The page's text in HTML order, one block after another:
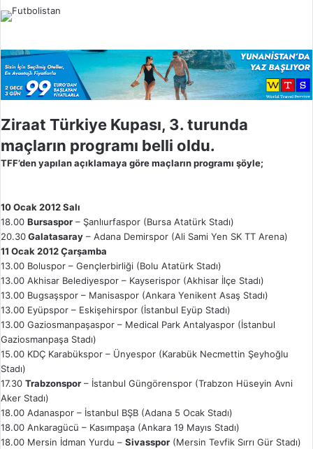
w
o
n
X
Ziraat Türkiye Kupası, 3. turunda
maçların programı belli oldu.
TFF’den yapılan açıklamaya göre maçların programı şöyle;
10 Ocak 2012 Salı
18.00 Bursaspor – Şanlıurfaspor (Bursa Atatürk Stadı)
20.30Galatasaray – Adana Demirspor (Ali Sami Yen SK TT Arena)
11 Ocak 2012 Çarşamba
13.00 Boluspor – Gençlerbirliği (Bolu Atatürk Stadı)
13.00 Akhisar Belediyespor – Kayserispor (Akhisar İlçe Stadı)
13.00 Bugsaşspor – Manisaspor (Ankara Yenikent Asaş Stadı)
13.00 Eyüpspor – Eskişehirspor (İstanbul Eyüp Stadı)
13.00 Gaziosmanpaşaspor – Medical Park Antalyaspor (İstanbul
Gaziosmanpaşa Stadı)
15.00 KDÇ Karabükspor – Ünyespor (Karabük Necmettin Şeyhoğlu
Stadı)
17.30 Trabzonspor – İstanbul Güngörenspor (Trabzon Hüseyin Avni
Aker Stadı)
18.00 Adanaspor – İstanbul BŞB (Adana 5 Ocak Stadı)
18.00 Ankaragücü – Kasımpaşa (Ankara 19 Mayıs Stadı)
18.00 Mersin İdman Yurdu – Sivasspor (Mersin Tevfik Sırrı Gür Stadı)